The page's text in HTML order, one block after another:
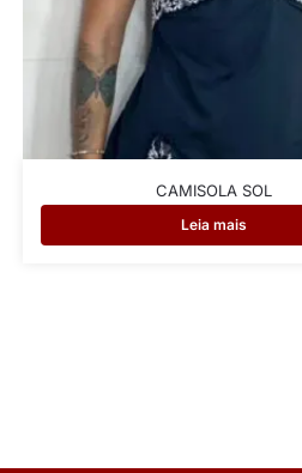
CAMISOLA SOL
Leia mais